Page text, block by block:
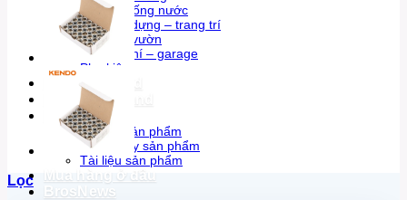
Thợ sửa ống nước
Thợ xây dựng – trang trí
Thợ làm vườn
Thợ cơ khí – garage
Phụ kiện
KENDO brand
BROSCO brand
Hỗ trợ
Tư vấn sản phẩm
Trưng bày sản phẩm
Tài liệu sản phẩm
Mua hàng ở đâu
BrosNews
Lọc